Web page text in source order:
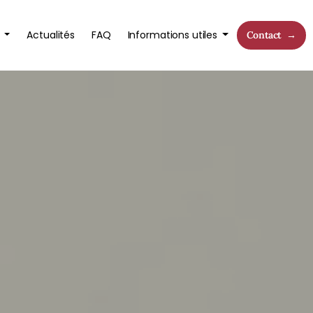
Actualités FAQ Informations utiles Contact